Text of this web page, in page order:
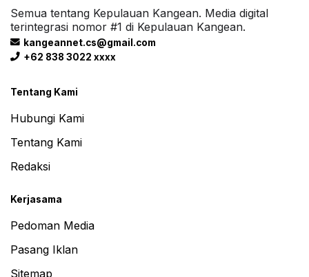
Semua tentang Kepulauan Kangean. Media digital
terintegrasi nomor #1 di Kepulauan Kangean.
kangeannet.cs@gmail.com
+62 838 3022 xxxx
Tentang Kami
Hubungi Kami
Tentang Kami
Redaksi
Kerjasama
Pedoman Media
Pasang Iklan
Sitemap